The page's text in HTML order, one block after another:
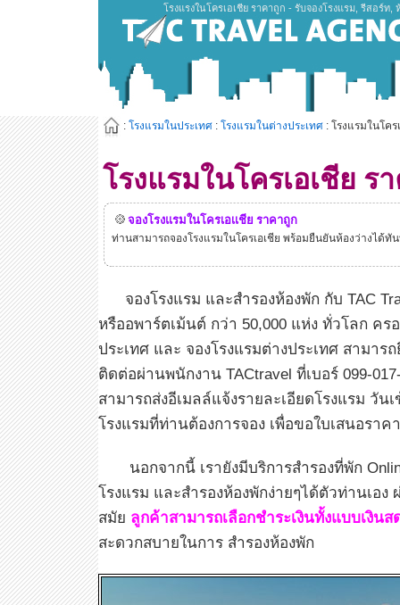
โรงแรงในโครเอเชีย ราคาถูก - รับจองโรงแรม, รีสอร์ท,
: โรงแรมในประเทศ : โรงแรมในต่างประเทศ : โรงแรมในโคร
โรงแรมในโครเอเชีย ร
จองโรงแรมในโครเอเเชีย ราคาถูก
ท่านสามารถจองโรงแรมในโครเอเชีย พร้อมยืนยันห้องว่างได้ทั
จองโรงแรม และสำรองห้องพัก กับ TAC
หรืออพาร์ตเม้นต์ กว่า 50,000 แห่ง ทั่วโลก คร
ประเทศ และ จองโรงแรมต่างประเทศ สามา
ติดต่อผ่านพนักงาน TACtravel ที่เบอร์ 099-
สามารถส่งอีเมลล์แจ้งรายละเอียดโรงแรม วั
โรงแรมที่ท่านต้องการจอง เพื่อขอใบเสนอรา
นอกจากนี้ เรายังมีบริการสำรองที่พัก
โรงแรม และสำรองห้องพักง่ายๆได้ตัวท่านเอ
สมัย ลูกค้าสามารถเลือกชำระเงินทั้งแบบเงิน
สะดวกสบายในการ สำรองห้องพัก